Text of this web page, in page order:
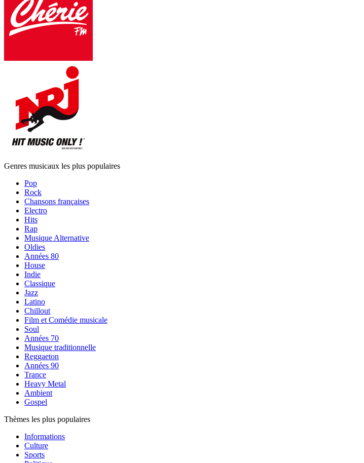
Genres musicaux les plus populaires
Pop
Rock
Chansons françaises
Electro
Hits
Rap
Musique Alternative
Oldies
Années 80
House
Indie
Classique
Jazz
Latino
Chillout
Film et Comédie musicale
Soul
Années 70
Musique traditionnelle
Reggaeton
Années 90
Trance
Heavy Metal
Ambient
Gospel
Thèmes les plus populaires
Informations
Culture
Sports